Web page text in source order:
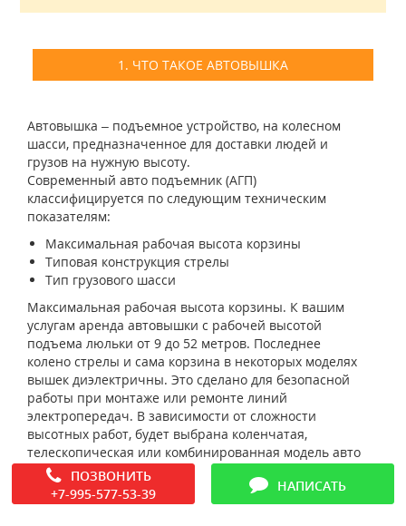
1. ЧТО ТАКОЕ АВТОВЫШКА
Автовышка – подъемное устройство, на колесном
шасси, предназначенное для доставки людей и
грузов на нужную высоту.
Современный авто подъемник (АГП)
классифицируется по следующим техническим
показателям:
Максимальная рабочая высота корзины
Типовая конструкция стрелы
Тип грузового шасси
Максимальная рабочая высота корзины. К вашим
услугам аренда автовышки с рабочей высотой
подъема люльки от 9 до 52 метров. Последнее
колено стрелы и сама корзина в некоторых моделях
вышек диэлектричны. Это сделано для безопасной
работы при монтаже или ремонте линий
электропередач. В зависимости от сложности
высотных работ, будет выбрана коленчатая,
телескопическая или комбинированная модель авто
вышки.ПОЗВОНИТЬ
+7-995-577-53-39
НАПИСАТЬ